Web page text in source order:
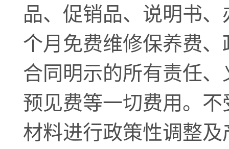
品、促销品、说明书
个月免费维修保养费
合同明示的所有责任
预见费等一切费用。
材料进行政策性调整